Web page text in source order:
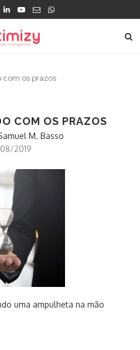
com os prazos
COM OS PRAZOS
M. Basso
2019
uma ampulheta na mão